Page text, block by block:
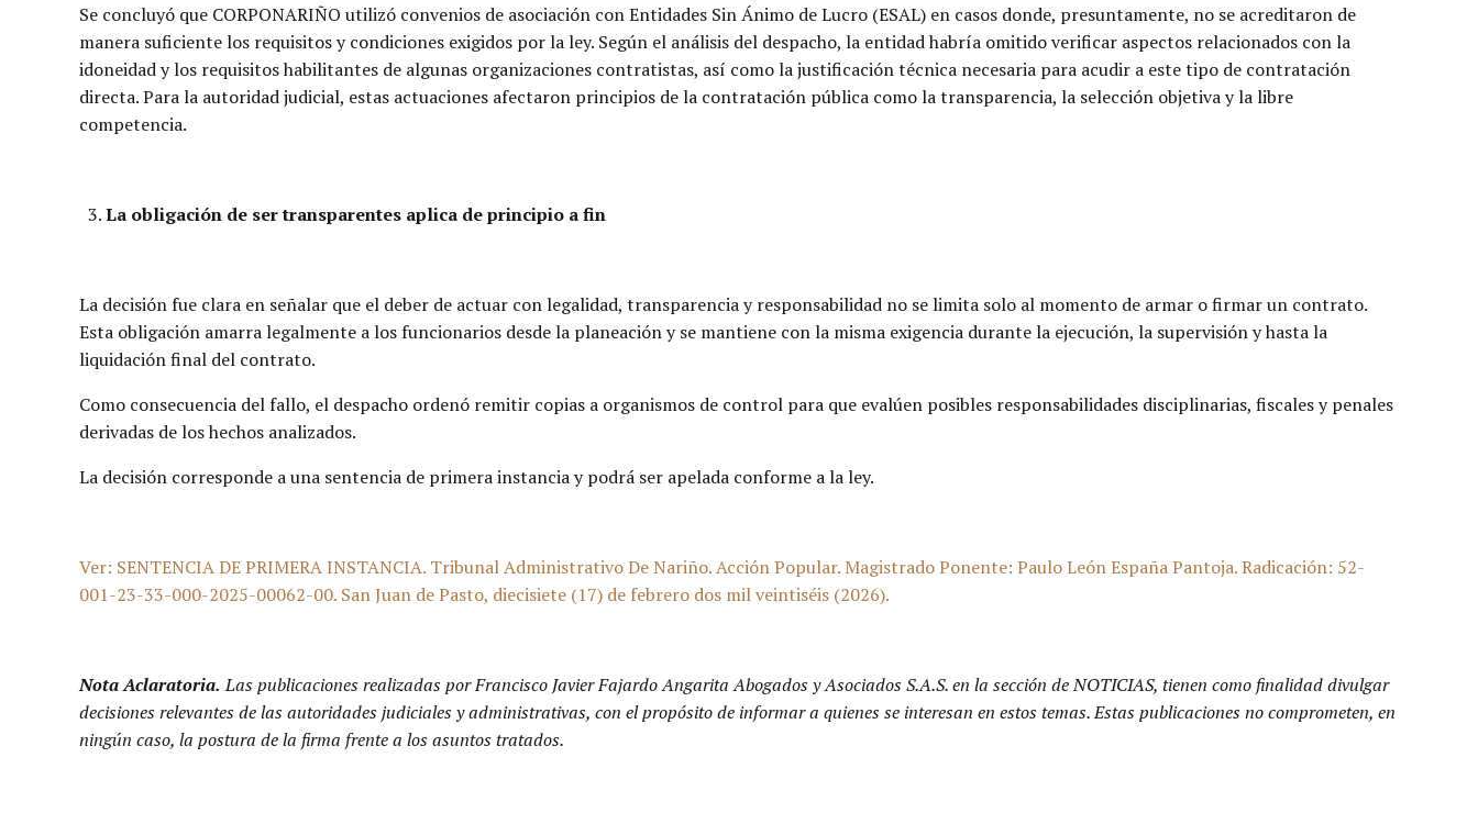
Se concluyó que CORPONARIÑO utilizó convenios de asociación con Entidades Sin Ánimo de Lucro (ESAL) en casos donde, presuntamente, no se acreditaron de
manera suficiente los requisitos y condiciones exigidos por la ley. Según el análisis del despacho, la entidad habría omitido verificar aspectos relacionados con la
idoneidad y los requisitos habilitantes de algunas organizaciones contratistas, así como la justificación técnica necesaria para acudir a este tipo de contratación
directa. Para la autoridad judicial, estas actuaciones afectaron principios de la contratación pública como la transparencia, la selección objetiva y la libre
competencia.
La obligación de ser transparentes aplica de principio a fin
La decisión fue clara en señalar que el deber de actuar con legalidad, transparencia y responsabilidad no se limita solo al momento de armar o firmar un contrato.
Esta obligación amarra legalmente a los funcionarios desde la planeación y se mantiene con la misma exigencia durante la ejecución, la supervisión y hasta la
liquidación final del contrato.
Como consecuencia del fallo, el despacho ordenó remitir copias a organismos de control para que evalúen posibles responsabilidades disciplinarias, fiscales y penales
derivadas de los hechos analizados.
La decisión corresponde a una sentencia de primera instancia y podrá ser apelada conforme a la ley.
Ver: SENTENCIA DE PRIMERA INSTANCIA. Tribunal Administrativo De Nariño. Acción Popular. Magistrado Ponente: Paulo León España Pantoja. Radicación: 52-
001-23-33-000-2025-00062-00. San Juan de Pasto, diecisiete (17) de febrero dos mil veintiséis (2026).
Nota Aclaratoria. Las publicaciones realizadas por Francisco Javier Fajardo Angarita Abogados y Asociados S.A.S. en la sección de NOTICIAS, tienen como finalidad divulgar
decisiones relevantes de las autoridades judiciales y administrativas, con el propósito de informar a quienes se interesan en estos temas. Estas publicaciones no comprometen, en
ningún caso, la postura de la firma frente a los asuntos tratados.